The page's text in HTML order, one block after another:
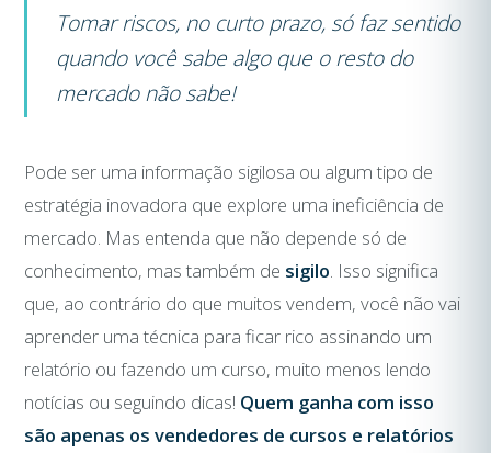
Tomar riscos, no curto prazo, só faz sentido
quando você sabe algo que o resto do
mercado não sabe!
Pode ser uma informação sigilosa ou algum tipo de
estratégia inovadora que explore uma ineficiência de
mercado. Mas entenda que não depende só de
conhecimento, mas também de sigilo. Isso significa
que, ao contrário do que muitos vendem, você não vai
aprender uma técnica para ficar rico assinando um
relatório ou fazendo um curso, muito menos lendo
notícias ou seguindo dicas! Quem ganha com isso
são apenas os vendedores de cursos e relatórios